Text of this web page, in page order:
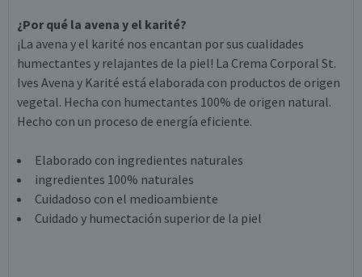
¿Por qué la avena y el karité?
¡La avena y el karité nos encantan por sus cualidades
humectantes y relajantes de la piel! La Crema Corporal St.
Ives Avena y Karité está elaborada con productos de origen
vegetal. Hecha con humectantes 100% de origen natural.
Hecho con un proceso de energía eficiente.
Elaborado con ingredientes naturales
ingredientes 100% naturales
Cuidadoso con el medioambiente
Cuidado y humectación superior de la piel